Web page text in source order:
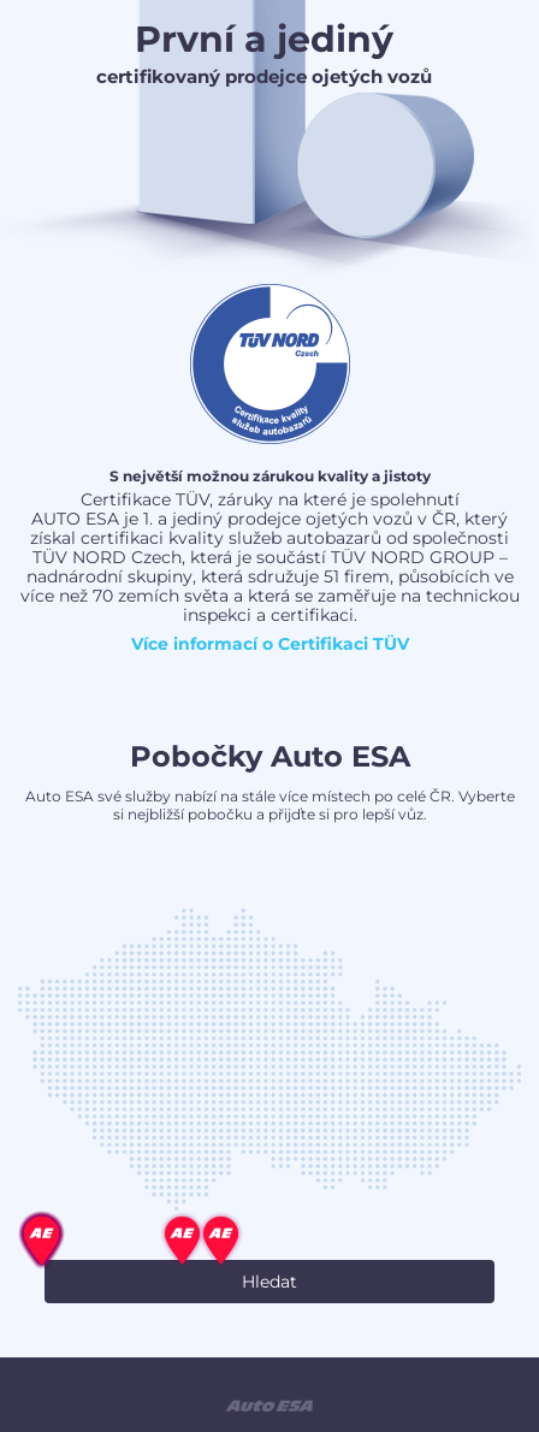
První a jediný
certifikovaný prodejce ojetých vozů
S největší možnou zárukou kvality a jistoty
Certifikace TÜV, záruky na které je spolehnutí
AUTO ESA je 1. a jediný prodejce ojetých vozů v ČR, který
získal certifikaci kvality služeb autobazarů od společnosti
TÜV NORD Czech, která je součástí TÜV NORD GROUP –
nadnárodní skupiny, která sdružuje 51 firem, působících ve
více než 70 zemích světa a která se zaměřuje na technickou
inspekci a certifikaci.
Více informací o Certifikaci TÜV
Pobočky Auto ESA
Auto ESA své služby nabízí na stále více místech po celé ČR. Vyberte
si nejbližší pobočku a přijďte si pro lepší vůz.